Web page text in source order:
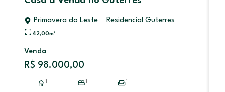
Primavera do Leste Residencial Guterres
42,00m²
Venda
R$ 98.000,00
1 1 1